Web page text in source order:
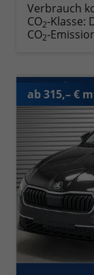
Verbrauch
CO2-Klasse:
CO2-
ab 315,– €